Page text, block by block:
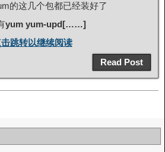
的这几个包都已经装好了
yum yum-upd[……]
击跳转以继续阅读
Read Post